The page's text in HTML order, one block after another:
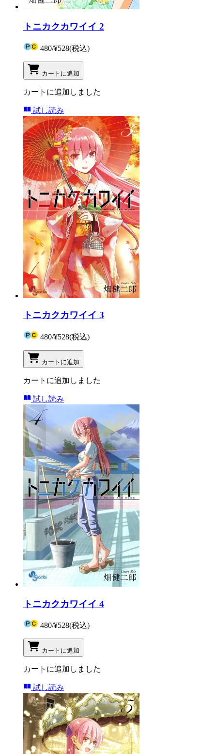
トニカクカワイイ 2
480/¥528(税込)
カートに追加
カートに追加しました
試し読み
トニカクカワイイ 3
480/¥528(税込)
カートに追加
カートに追加しました
試し読み
トニカクカワイイ 4
480/¥528(税込)
カートに追加
カートに追加しました
試し読み